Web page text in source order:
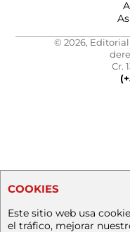
© 2026, Editorial
Cr.
COOKIES
Este sitio web usa
el tráfico, mejorar